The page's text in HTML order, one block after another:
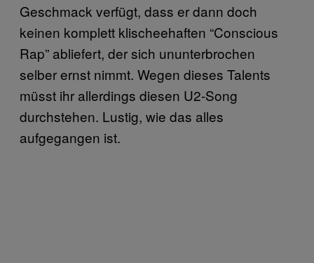
Geschmack verfügt, dass er dann doch
keinen komplett klischeehaften “Conscious
Rap” abliefert, der sich ununterbrochen
selber ernst nimmt. Wegen dieses Talents
müsst ihr allerdings diesen U2-Song
durchstehen. Lustig, wie das alles
aufgegangen ist.